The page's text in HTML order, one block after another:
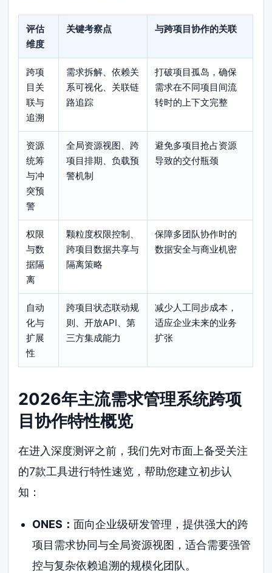
评估
维度
关键考察点 与跨项目协作的关联
跨项
目关
联与
追溯
需求拆解、依赖关
系可视化、关联链
路追踪
打破项目孤岛，确保
需求在不同项目间流
转时的上下文完整
资源
统筹
与冲
突预
警
全局资源视图、跨
项目排期、负载预
警机制
避免多项目抢占资源
导致的交付瓶颈
权限
与数
据隔
离
颗粒度权限控制、
跨项目数据共享与
隔离策略
保障多团队协作时的
数据安全与商业机密
自动
化与
扩展
性
跨项目状态联动规
则、开放API、第
三方集成能力
减少人工同步成本，
适应企业未来的业务
扩张
2026年主流需求管理系统跨项
目协作特性概览
在进入深度测评之前，我们先对市面上备受关注
的7款工具进行特性速览，帮助您建立初步认
知：
ONES： 面向企业级研发管理，提供强大的跨
项目需求协同与全局资源视图，适合需要强管
控与复杂依赖追溯的规模化团队。